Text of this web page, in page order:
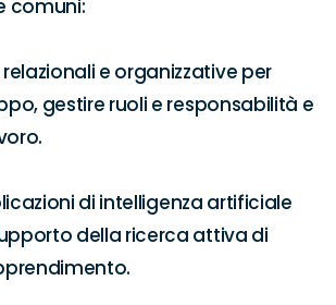
comuni:
e organizzative per
gestire ruoli e responsabilità e
di intelligenza artificiale
della ricerca attiva di